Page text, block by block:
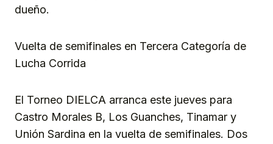
dueño.
Vuelta de semifinales en Tercera Categoría de
Lucha Corrida
El Torneo DIELCA arranca este jueves para
Castro Morales B, Los Guanches, Tinamar y
Unión Sardina en la vuelta de semifinales. Dos